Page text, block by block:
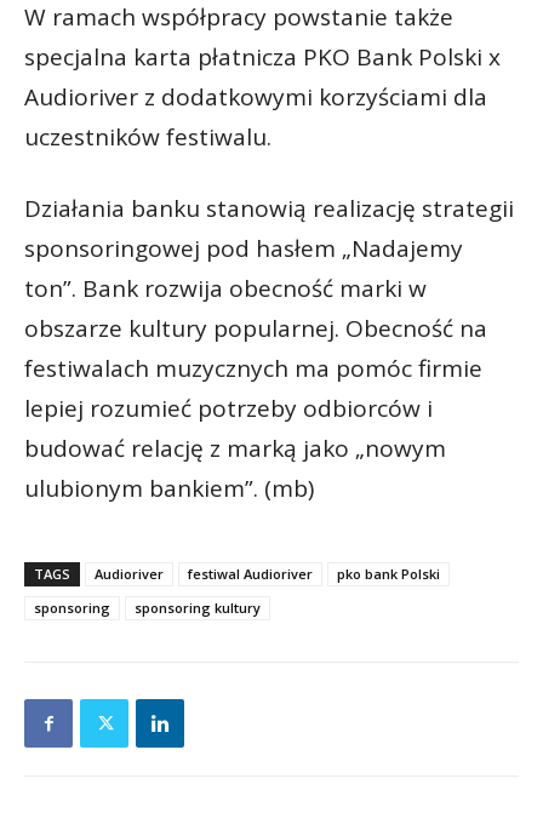
W ramach współpracy powstanie także
specjalna karta płatnicza PKO Bank Polski x
Audioriver z dodatkowymi korzyściami dla
uczestników festiwalu.
Działania banku stanowią realizację strategii
sponsoringowej pod hasłem „Nadajemy
ton”. Bank rozwija obecność marki w
obszarze kultury popularnej. Obecność na
festiwalach muzycznych ma pomóc firmie
lepiej rozumieć potrzeby odbiorców i
budować relację z marką jako „nowym
ulubionym bankiem”. (mb)
TAGS Audioriver festiwal Audioriver
pko bank Polski
sponsoring
sponsoring kultury